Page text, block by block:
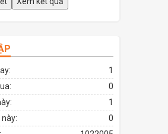
1
0
1
0